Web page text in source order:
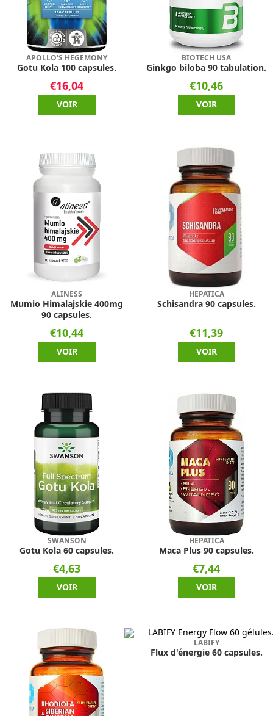
APOLLO'S HEGEMONY
Gotu Kola 100 capsules.
€16,04
VOIR
BIOTECH USA
Ginkgo biloba 90 tabulation.
€10,46
VOIR
ALINESS
Mumio Himalajskie 400mg
90 capsules.
€10,44
VOIR
HEPATICA
Schisandra 90 capsules.
€11,39
VOIR
SWANSON
Gotu Kola 60 capsules.
€4,63
VOIR
HEPATICA
Maca Plus 90 capsules.
€7,44
VOIR
LABIFY
Flux d'énergie 60 capsules.